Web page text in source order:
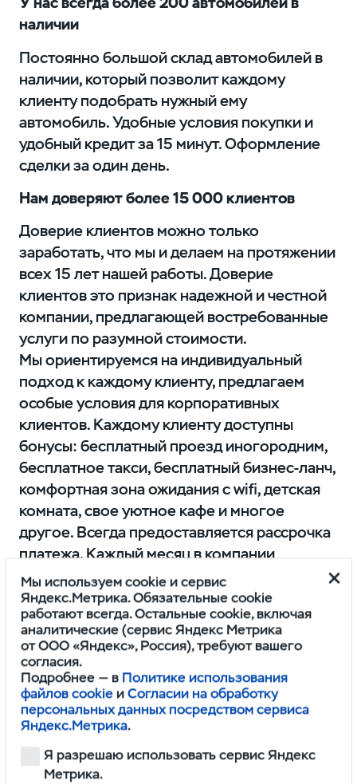
наличии
Постоянно большой склад автомобилей в
наличии, который позволит каждому
клиенту подобрать нужный ему
автомобиль. Удобные условия покупки и
удобный кредит за 15 минут. Оформление
сделки за один день.
Нам доверяют более 15 000 клиентов
Доверие клиентов можно только
заработать, что мы и делаем на протяжении
всех 15 лет нашей работы. Доверие
клиентов это признак надежной и честной
компании, предлагающей востребованные
услуги по разумной стоимости.
Мы ориентируемся на индивидуальный
подход к каждому клиенту, предлагаем
особые условия для корпоративных
клиентов. Каждому клиенту доступны
бонусы: бесплатный проезд иногородним,
бесплатное такси, бесплатный бизнес-ланч,
комфортная зона ожидания с wifi, детская
комната, свое уютное кафе и многое
другое. Всегда предоставляется рассрочка
платежа. Каждый месяц в компании
действуют новые акции, бонусы, программа
лояльности.
Свыше 125 000 успешных ремонтов и
обслуживаний
За время владения автомобилем в среднем
4 года, каждый наш клиент заезжает около
8 раз к нам на сервисное обслуживание (2
раза в год). Этот показатель значительно
превышает стандартные показатели по
Мы используем cookie и сервис
Яндекс.Метрика. Обязательные cookie
работают всегда. Остальные cookie, включая
аналитические (сервис Яндекс Метрика
от ООО «Яндекс», Россия), требуют вашего
согласия.
Подробнее — в Политике использования
файлов cookie иСогласии на обработку
персональных данных посредством сервиса
Яндекс.Метрика.
Я разрешаю использовать сервис Яндекс
Метрика.